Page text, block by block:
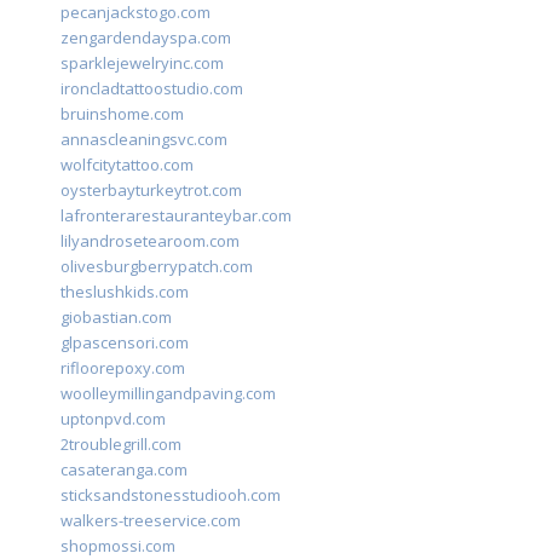
pecanjackstogo.com
zengardendayspa.com
sparklejewelryinc.com
ironcladtattoostudio.com
bruinshome.com
annascleaningsvc.com
wolfcitytattoo.com
oysterbayturkeytrot.com
lafronterarestauranteybar.com
lilyandrosetearoom.com
olivesburgberrypatch.com
theslushkids.com
giobastian.com
glpascensori.com
rifloorepoxy.com
woolleymillingandpaving.com
uptonpvd.com
2troublegrill.com
casateranga.com
sticksandstonesstudiooh.com
walkers-treeservice.com
shopmossi.com